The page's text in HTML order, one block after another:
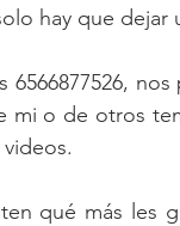
hay que
6566877526,
mi o de otros
qué más les